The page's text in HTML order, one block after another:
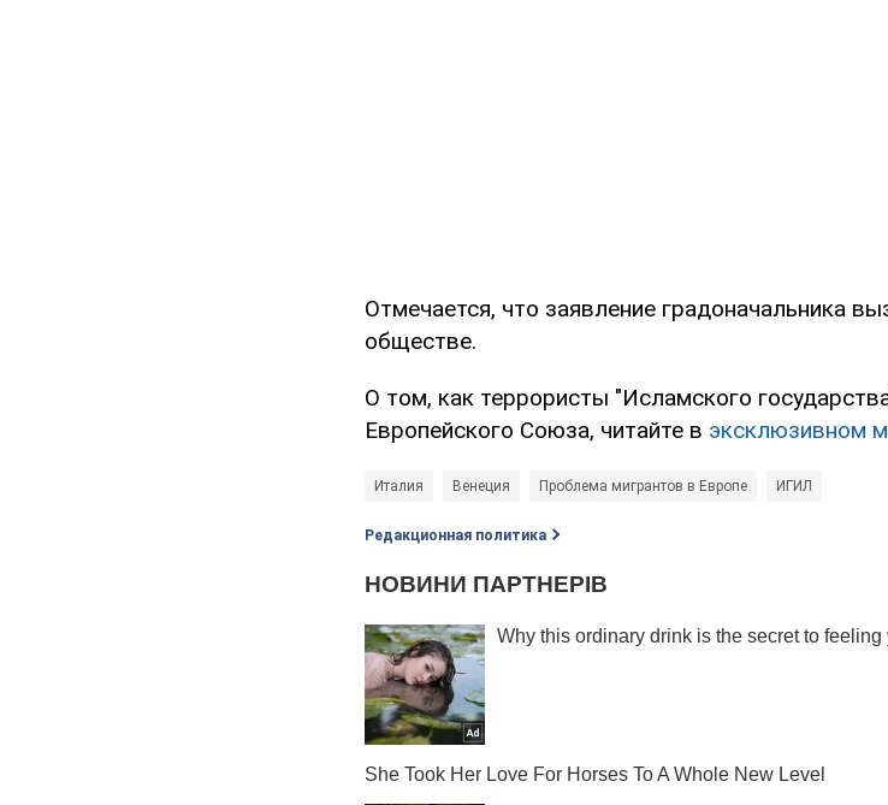
Отмечается, что заявление градоначальника
обществе.
О том, как террористы "Исламского
Европейского Союза, читайте в эксклюзивном
Италия Венеция Проблема мигрантов в Европе ИГИЛ
Редакционная политика